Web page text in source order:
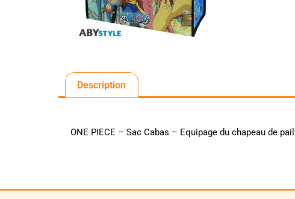
Description
ONE PIECE – Sac Cabas – Equipage du chapeau de